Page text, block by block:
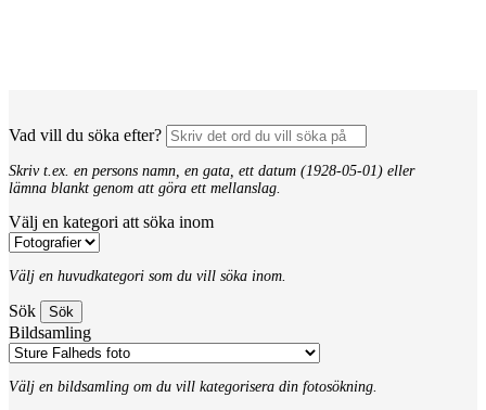
Vad vill du söka efter?
Skriv t.ex. en persons namn, en gata, ett datum (1928-05-01) eller
lämna blankt genom att göra ett mellanslag.
Välj en kategori att söka inom
Välj en huvudkategori som du vill söka inom.
Sök
Bildsamling
Välj en bildsamling om du vill kategorisera din fotosökning.